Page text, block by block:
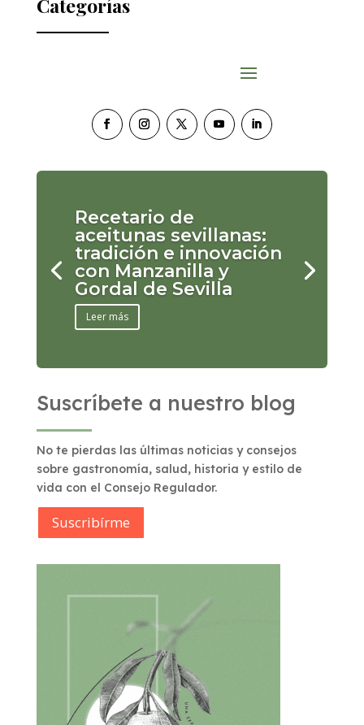
Categorías
Recetario de
aceitunas sevillanas:
tradición e innovación
con Manzanilla y
Gordal de Sevilla
Leer más
Suscríbete a nuestro blog
No te pierdas las últimas noticias y consejos
sobre gastronomía, salud, historia y estilo de
vida con el Consejo Regulador.
Suscribírme